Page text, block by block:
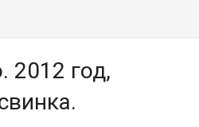
2012 год,